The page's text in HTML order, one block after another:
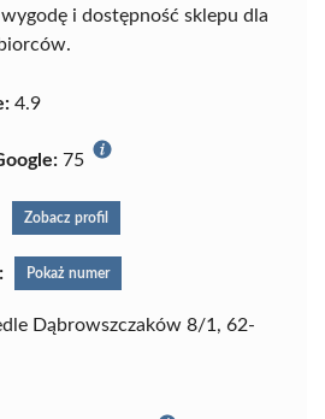
i dostępność sklepu dla
4.9
75
Zobacz profil
Pokaż numer
Dąbrowszczaków 8/1, 62-